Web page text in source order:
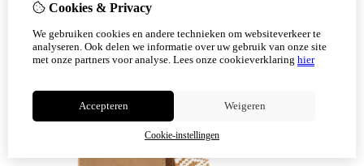
Cookies & Privacy
We gebruiken cookies en andere technieken om websiteverkeer te
analyseren. Ook delen we informatie over uw gebruik van onze site
met onze partners voor analyse. Lees onze cookieverklaring hier
Accepteren Weigeren
Cookie-instellingen